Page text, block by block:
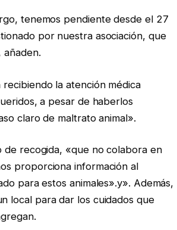
tenemos pendiente desde el 27
por nuestra asociación, que
la atención médica
a pesar de haberlos
claro de maltrato animal».
de recogida, «que no colabora en
proporciona información al
para estos animales».y». Además,
local para dar los cuidados que